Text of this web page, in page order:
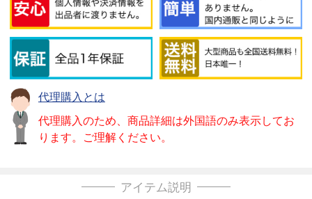
代理購入とは
代理購入のため、商品詳細は外国語のみ表示してお
ります。ご理解ください。
アイテム説明